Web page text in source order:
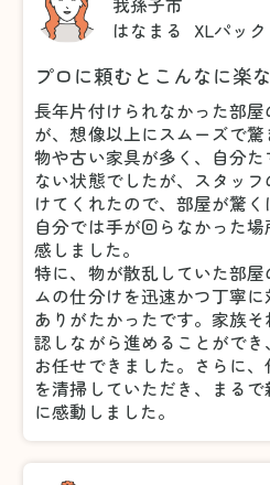
我孫子市
はなまる
XLパック
プロに頼むとこんなに楽
長年片付けられなかった部
が、想像以上にスムーズで
物や古い家具が多く、自分
ない状態でしたが、スタッ
けてくれたので、部屋が驚く
自分では手が回らなかった
感しました。
特に、物が散乱していた部
ムの仕分けを迅速かつ丁寧
ありがたかったです。家族
認しながら進めることがで
お任せできました。さらに
を清掃していただき、まる
に感動しました。